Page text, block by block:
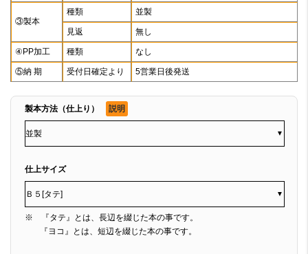
③製本
種類 並製
見返 無し
④PP加工 種類 なし
⑤納 期 受付日確定より 5営業日後発送
製本方法（仕上り） 説明
▼
仕上サイズ
▼
※ 『タテ』とは、長辺を綴じた本の事です。
『ヨコ』とは、短辺を綴じた本の事です。